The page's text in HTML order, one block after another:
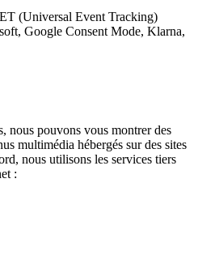
(Universal Event Tracking)
Google Consent Mode, Klarna,
nous pouvons vous montrer des
multimédia hébergés sur des sites
nous utilisons les services tiers
: